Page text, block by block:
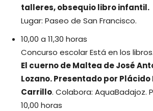
talleres, obsequio libro infantil.
Lugar: Paseo de San Francisco.
10,00 a 11,30 horas
Concurso escolar Está en los libros.
El cuerno de Maltea de José
Lozano. Presentado por Plácido
Carrillo. Colabora: AquaBadajoz.
10,00 horas